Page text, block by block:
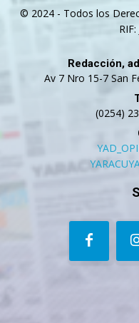
© 2024 - Todos los
Redacción,
Av 7 Nro 15-7 San
(0254)